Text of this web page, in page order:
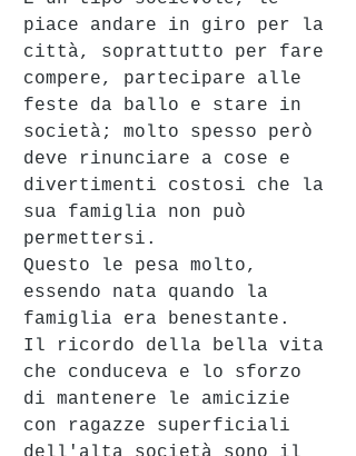
piace andare in giro per la
città, soprattutto per fare
compere, partecipare alle
feste da ballo e stare in
società; molto spesso però
deve rinunciare a cose e
divertimenti costosi che la
sua famiglia non può
permettersi.
Questo le pesa molto,
essendo nata quando la
famiglia era benestante.
Il ricordo della bella vita
che conduceva e lo sforzo
di mantenere le amicizie
con ragazze superficiali